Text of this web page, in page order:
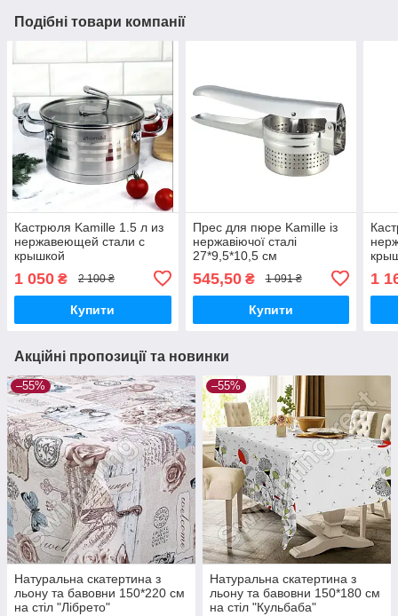
Подібні товари компанії
Кастрюля Kamille 1.5 л из
нержавеющей стали с
крышкой
1 050 ₴ 2 100 ₴
Купити
Прес для пюре Kamille із
нержавіючої сталі
27*9,5*10,5 см
545,50₴ 1 091 ₴
Купити
1
Акційні пропозиції та новинки
–55%
Натуральна скатертина з
льону та бавовни 150*220 см
на стіл "Лібрето"
–55%
Натуральна скатертина з
льону та бавовни 150*180 см
на стіл "Кульбаба"